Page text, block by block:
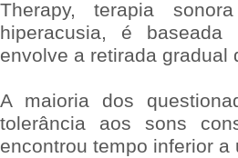
Therapy, terapia
hiperacusia, é baseada
envolve a retirada gradual
A maioria dos
tolerância aos sons
encontrou tempo inferior a